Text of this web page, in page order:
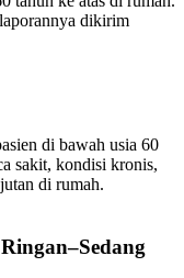
dikirim
di bawah usia 60
sakit, kondisi kronis,
di rumah.